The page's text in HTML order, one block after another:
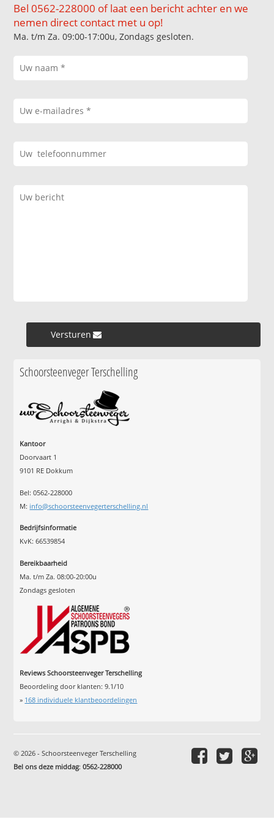
Bel 0562-228000 of laat een bericht achter en we
nemen direct contact met u op!
Ma. t/m Za. 09:00-17:00u, Zondags gesloten.
Versturen »
Schoorsteenveger Terschelling
Kantoor
Doorvaart 1
9101 RE Dokkum
Bel: 0562-228000
M: info@schoorsteenvegerterschelling.nl
Bedrijfsinformatie
KvK: 66539854
Bereikbaarheid
Ma. t/m Za. 08:00-20:00u
Zondags gesloten
Reviews Schoorsteenveger Terschelling
Beoordeling door klanten:9.1/10
» 168 individuele klantbeoordelingen
© 2026 - Schoorsteenveger Terschelling
Bel ons deze middag:0562-228000